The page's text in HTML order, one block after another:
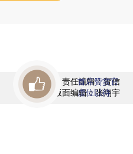
责任编辑：贺信
版面编辑：张翔宇
首席赞赏官
虚位以待